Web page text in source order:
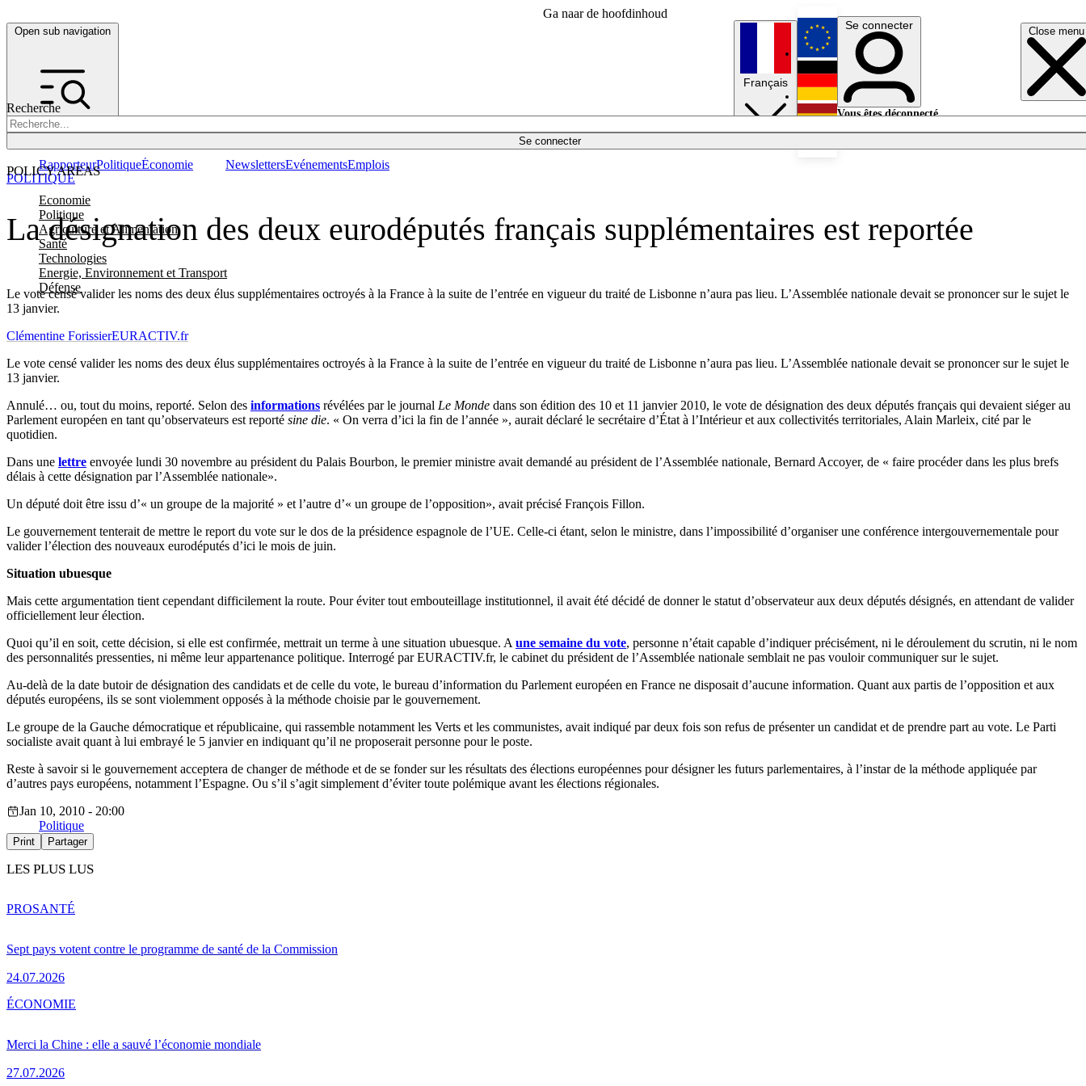
Ga naar de hoofdinhoud
Open sub navigation Close menu
Recherche
Se connecter
POLICY AREAS
Economie
Politique
Agriculture et Alimentation
Santé
Technologies
Energie, Environnement et Transport
Défense
RapporteurPolitiqueÉconomie NewslettersEvénementsEmplois
Français
English
Deutsch
Se connecter
Vous êtes déconnecté.
La désignation des deux eurodéputés français supplémentaires est reportée
Le vote censé valider les noms des deux élus supplémentaires octroyés à la France à la suite de l’entrée en vigueur du traité de Lisbonne n’aura pas lieu. L’Assemblée nationale devait se prononcer sur le sujet le
13 janvier.
POLITIQUE
Clémentine ForissierEURACTIV.fr
Le vote censé valider les noms des deux élus supplémentaires octroyés à la France à la suite de l’entrée en vigueur du traité de Lisbonne n’aura pas lieu. L’Assemblée nationale devait se prononcer sur le sujet le
13 janvier.
Annulé… ou, tout du moins, reporté. Selon des informations révélées par le journal Le Monde dans son édition des 10 et 11 janvier 2010, le vote de désignation des deux députés français qui devaient siéger au
Parlement européen en tant qu’observateurs est reporté sine die. « On verra d’ici la fin de l’année », aurait déclaré le secrétaire d’État à l’Intérieur et aux collectivités territoriales, Alain Marleix, cité par le
quotidien.
Dans une lettre envoyée lundi 30 novembre au président du Palais Bourbon, le premier ministre avait demandé au président de l’Assemblée nationale, Bernard Accoyer, de « faire procéder dans les plus brefs
délais à cette désignation par l’Assemblée nationale».
Un député doit être issu d’« un groupe de la majorité » et l’autre d’« un groupe de l’opposition», avait précisé François Fillon.
Le gouvernement tenterait de mettre le report du vote sur le dos de la présidence espagnole de l’UE. Celle-ci étant, selon le ministre, dans l’impossibilité d’organiser une conférence intergouvernementale pour
valider l’élection des nouveaux eurodéputés d’ici le mois de juin.
Situation ubuesque
Mais cette argumentation tient cependant difficilement la route. Pour éviter tout embouteillage institutionnel, il avait été décidé de donner le statut d’observateur aux deux députés désignés, en attendant de valider
officiellement leur élection.
Quoi qu’il en soit, cette décision, si elle est confirmée, mettrait un terme à une situation ubuesque. A une semaine du vote, personne n’était capable d’indiquer précisément, ni le déroulement du scrutin, ni le nom
des personnalités pressenties, ni même leur appartenance politique. Interrogé par EURACTIV.fr, le cabinet du président de l’Assemblée nationale semblait ne pas vouloir communiquer sur le sujet.
Au-delà de la date butoir de désignation des candidats et de celle du vote, le bureau d’information du Parlement européen en France ne disposait d’aucune information. Quant aux partis de l’opposition et aux
députés européens, ils se sont violemment opposés à la méthode choisie par le gouvernement.
Le groupe de la Gauche démocratique et républicaine, qui rassemble notamment les Verts et les communistes, avait indiqué par deux fois son refus de présenter un candidat et de prendre part au vote. Le Parti
socialiste avait quant à lui embrayé le 5 janvier en indiquant qu’il ne proposerait personne pour le poste.
Reste à savoir si le gouvernement acceptera de changer de méthode et de se fonder sur les résultats des élections européennes pour désigner les futurs parlementaires, à l’instar de la méthode appliquée par
d’autres pays européens, notamment l’Espagne. Ou s’il s’agit simplement d’éviter toute polémique avant les élections régionales.
Jan 10, 2010 - 20:00
Politique
Print Partager
LES PLUS LUS
Sept pays votent contre le programme de santé de la Commission
24.07.2026
PROSANTÉ
Merci la Chine : elle a sauvé l’économie mondiale
27.07.2026
ÉCONOMIE